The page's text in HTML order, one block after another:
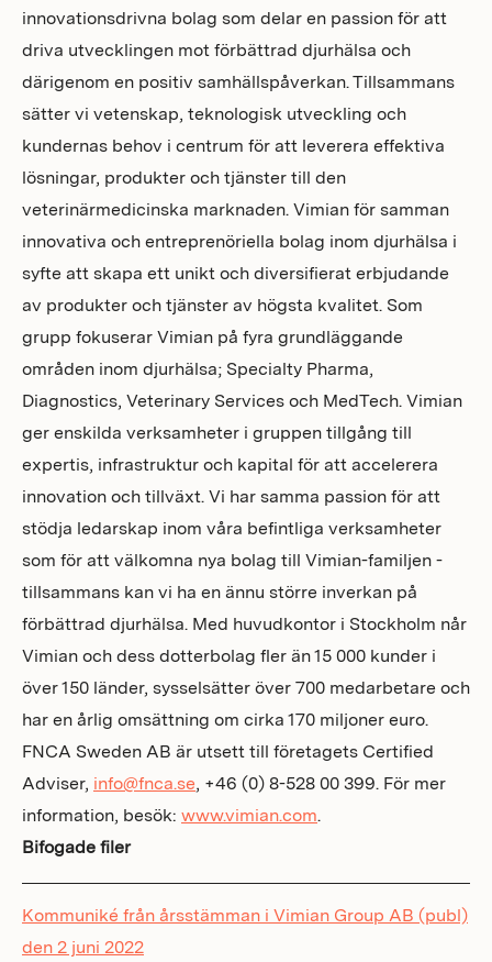
innovationsdrivna bolag som delar en passion för att
driva utvecklingen mot förbättrad djurhälsa och
därigenom en positiv samhällspåverkan. Tillsammans
sätter vi vetenskap, teknologisk utveckling och
kundernas behov i centrum för att leverera effektiva
lösningar, produkter och tjänster till den
veterinärmedicinska marknaden. Vimian för samman
innovativa och entreprenöriella bolag inom djurhälsa i
syfte att skapa ett unikt och diversifierat erbjudande
av produkter och tjänster av högsta kvalitet. Som
grupp fokuserar Vimian på fyra grundläggande
områden inom djurhälsa; Specialty Pharma,
Diagnostics, Veterinary Services och MedTech. Vimian
ger enskilda verksamheter i gruppen tillgång till
expertis, infrastruktur och kapital för att accelerera
innovation och tillväxt. Vi har samma passion för att
stödja ledarskap inom våra befintliga verksamheter
som för att välkomna nya bolag till Vimian-familjen -
tillsammans kan vi ha en ännu större inverkan på
förbättrad djurhälsa. Med huvudkontor i Stockholm når
Vimian och dess dotterbolag fler än 15 000 kunder i
över 150 länder, sysselsätter över 700 medarbetare och
har en årlig omsättning om cirka 170 miljoner euro.
FNCA Sweden AB är utsett till företagets Certified
Adviser, info@fnca.se, +46 (0) 8-528 00 399. För mer
information, besök: www.vimian.com.
Bifogade filer
Kommuniké från årsstämman i Vimian Group AB (publ)
den 2 juni 2022